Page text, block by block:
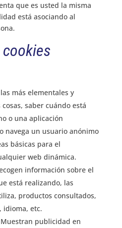
que es usted la misma
está asociando al
cookies
más elementales y
saber cuándo está
o una aplicación
navega un usuario anónimo
básicas para el
web dinámica.
información sobre el
está realizando, las
productos consultados,
idioma, etc.
publicidad en